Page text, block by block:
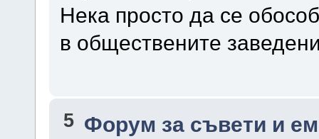
Нека просто да се
в обществените
5 Форум за съвети и